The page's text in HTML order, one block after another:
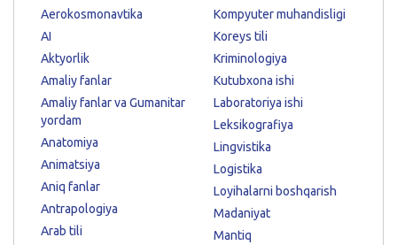
Aerokosmonavtika
AI
Aktyorlik
Amaliy fanlar
Amaliy fanlar va Gumanitar
yordam
Anatomiya
Animatsiya
Aniq fanlar
Antrapologiya
Arab tili
Kompyuter muhandisligi
Koreys tili
Kriminologiya
Kutubxona ishi
Laboratoriya ishi
Leksikografiya
Lingvistika
Logistika
Loyihalarni boshqarish
Madaniyat
Mantiq